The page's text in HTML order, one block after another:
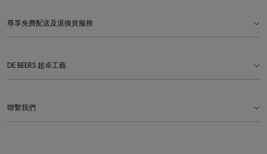
尊享免費配送及退換貨服務
DE BEERS 超卓工藝
聯繫我們